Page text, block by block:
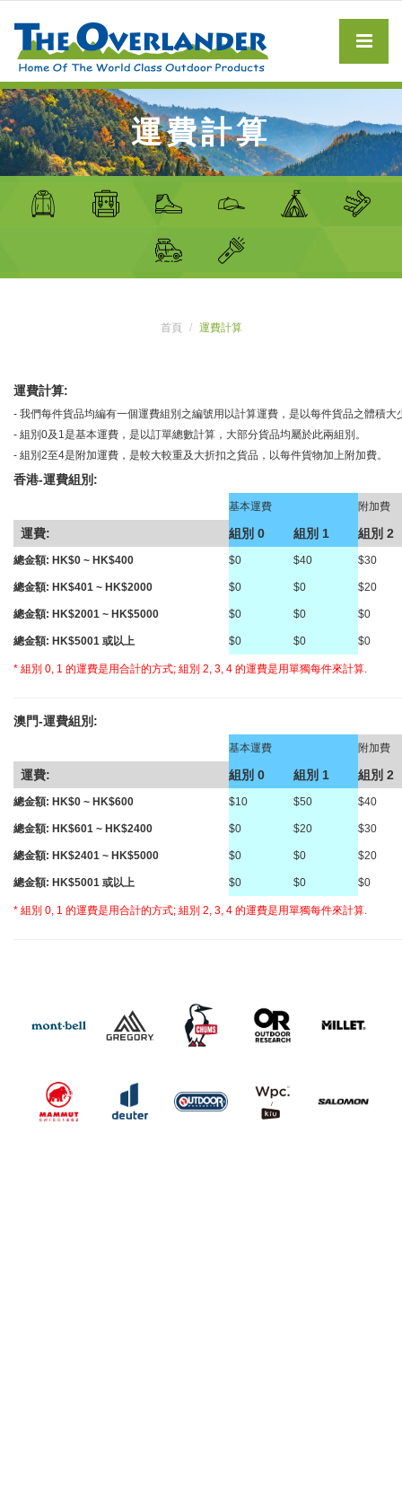
運費計算
首頁 運費計算
運費計算:
- 我們每件貨品均編有一個運費組別之編號用以計算運費，是以每件貨品之體積大
- 組別0及1是基本運費，是以訂單總數計算，大部分貨品均屬於此兩組別。
- 組別2至4是附加運費，是較大較重及大折扣之貨品，以每件貨物加上附加費。
香港-運費組別:
基本運費 附加費
運費: 組別 0 組別 1 組別 2
總金額: HK$0 ~ HK$400 $0 $40 $30
總金額: HK$401 ~ HK$2000 $0 $0 $20
總金額: HK$2001 ~ HK$5000 $0 $0 $0
總金額: HK$5001 或以上 $0 $0 $0
* 組別 0, 1 的運費是用合計的方式; 組別 2, 3, 4 的運費是用單獨每件來計算.
澳門-運費組別:
基本運費 附加費
運費: 組別 0 組別 1 組別 2
總金額: HK$0 ~ HK$600 $10 $50 $40
總金額: HK$601 ~ HK$2400 $0 $20 $30
總金額: HK$2401 ~ HK$5000 $0 $0 $20
總金額: HK$5001 或以上 $0 $0 $0
* 組別 0, 1 的運費是用合計的方式; 組別 2, 3, 4 的運費是用單獨每件來計算.